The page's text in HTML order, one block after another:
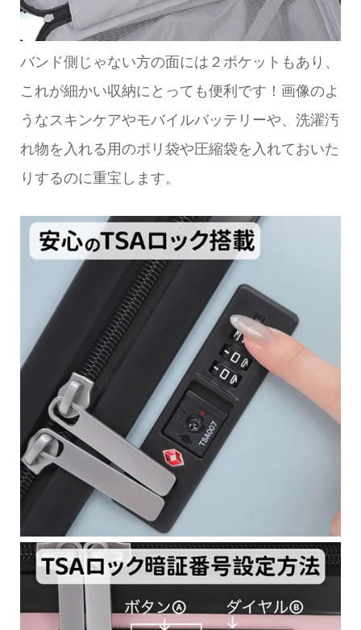
バンド側じゃない方の面には２ポケットもあり、
これが細かい収納にとっても便利です！画像のよ
うなスキンケアやモバイルバッテリーや、洗濯汚
れ物を入れる用のポリ袋や圧縮袋を入れておいた
りするのに重宝します。